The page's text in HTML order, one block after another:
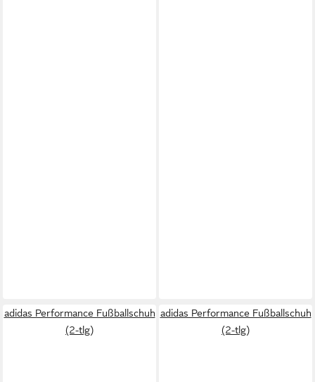
adidas Performance Fußballschuh
(2-tlg)
adidas Performance Fußballschuh
(2-tlg)